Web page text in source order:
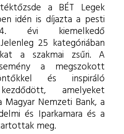
a BÉT Legek
idén is díjazta a pesti
évi kiemelkedő
25 kategóriában
a szakmai zsűri. A
a megszokott
és inspiráló
amelyeket
Nemzeti Bank, a
és Iparkamara és a
meg.